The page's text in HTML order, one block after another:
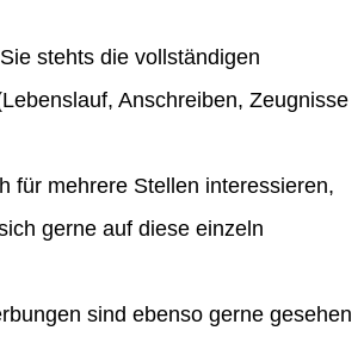
stehts die vollständigen
Anschreiben, Zeugnisse
für mehrere Stellen interessieren,
gerne auf diese einzeln
sind ebenso gerne gesehen